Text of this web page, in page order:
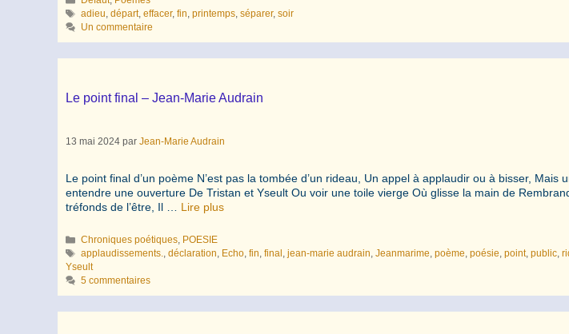
Étiquettes
adieu,départ,effacer,fin,printemps,séparer,soir
Un commentaire
Le point final – Jean-Marie Audrain
13 mai 2024 par Jean-Marie Audrain
Le point final d’un poème N’est pas la tombée d’un rideau, Un appel à applaudir ou à bisser, Mais
entendre une ouverture De Tristan et Yseult Ou voir une toile vierge Où glisse la main de
tréfonds de l’être, Il … Lire plus
Catégories
Chroniques poétiques, POESIE
Étiquettes
applaudissements.,déclaration, Echo,fin,final ,jean-marie audrain,Jeanmarime,poème,poésie,point,public,
Yseult
5 commentaires